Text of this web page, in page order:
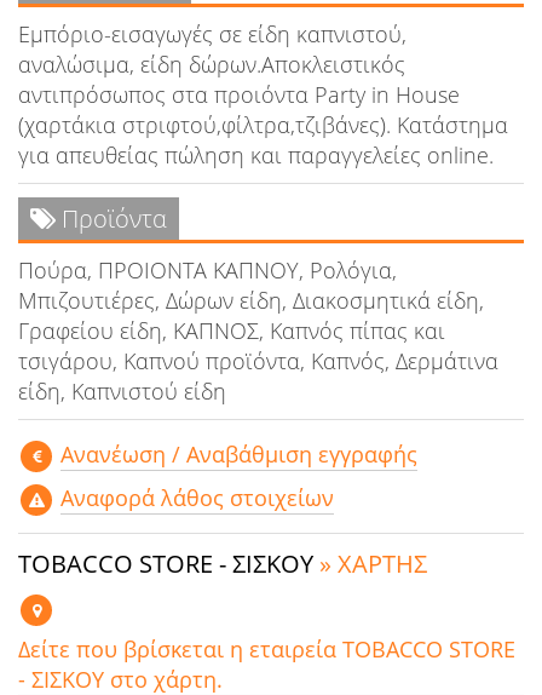
Εμπόριο-εισαγωγές σε είδη καπνιστού,
αναλώσιμα, είδη δώρων.Αποκλειστικός
αντιπρόσωπος στα προιόντα Party in House
(χαρτάκια στριφτoύ,φίλτρα,τζιβάνες). Κατάστημα
για απευθείας πώληση και παραγγελείες online.
Προϊόντα
Πούρα, ΠΡΟΙΟΝΤΑ ΚΑΠΝΟΥ, Ρολόγια,
Μπιζουτιέρες, Δώρων είδη, Διακοσμητικά είδη,
Γραφείου είδη, ΚΑΠΝΟΣ, Καπνός πίπας και
τσιγάρου, Καπνού προϊόντα, Καπνός, Δερμάτινα
είδη, Καπνιστού είδη
Aνανέωση / Αναβάθμιση εγγραφής
Αναφορά λάθος στοιχείων
TOBACCO STORE - ΣΙΣΚΟΥ » ΧΑΡΤΗΣ
Δείτε που βρίσκεται η εταιρεία TOBACCO STORE
- ΣΙΣΚΟΥ στο χάρτη.